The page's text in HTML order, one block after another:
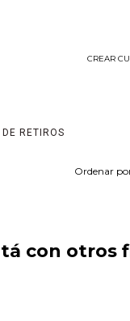
CREAR
RETIROS
Ordenar
con otros